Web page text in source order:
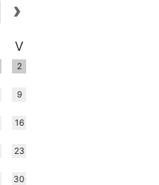
V
2
9
16
23
30